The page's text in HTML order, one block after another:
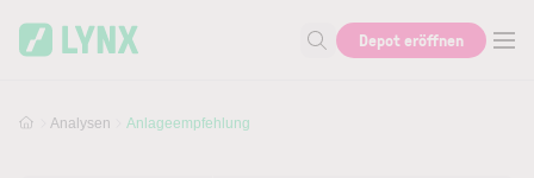
Suche nach Aktie, Autor...
Depot eröffnen
Analysen Anlageempfehlung